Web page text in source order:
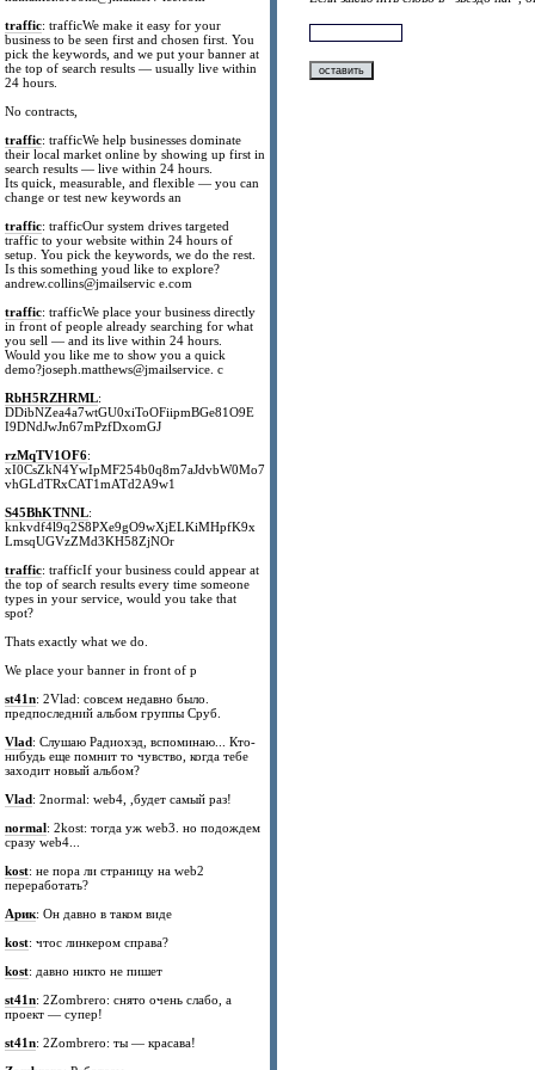
traffic: trafficWe make it easy for your
business to be seen first and chosen first. You
pick the keywords, and we put your banner at
the top of search results — usually live within
24 hours.
No contracts,
traffic: trafficWe help businesses dominate
their local market online by showing up first in
search results — live within 24 hours.
Its quick, measurable, and flexible — you can
change or test new keywords an
traffic: trafficOur system drives targeted
traffic to your website within 24 hours of
setup. You pick the keywords, we do the rest.
Is this something youd like to explore?
andrew.collins@jmailservic e.com
traffic: trafficWe place your business directly
in front of people already searching for what
you sell — and its live within 24 hours.
Would you like me to show you a quick
demo?joseph.matthews@jmailservice. c
RbH5RZHRML:
DDibNZea4a7wtGU0xiToOFiipmBGe81O9E
I9DNdJwJn67mPzfDxomGJ
rzMqTV1OF6:
xI0CsZkN4YwIpMF254b0q8m7aJdvbW0Mo7
vhGLdTRxCAT1mATd2A9w1
S45BhKTNNL:
knkvdf4l9q2S8PXe9gO9wXjELKiMHpfK9x
LmsqUGVzZMd3KH58ZjNOr
traffic: trafficIf your business could appear at
the top of search results every time someone
types in your service, would you take that
spot?
Thats exactly what we do.
We place your banner in front of p
st41n: 2Vlad: совсем недавно было.
предпоследний альбом группы Сруб.
Vlad: Слушаю Радиохэд, вспоминаю... Кто-
нибудь еще помнит то чувство, когда тебе
заходит новый альбом?
Vlad: 2normal: web4, ,будет самый раз!
normal: 2kost: тогда уж web3. но подождем
сразу web4...
kost: не пора ли страницу на web2
переработать?
Арик: Он давно в таком виде
kost: чтос линкером справа?
kost: давно никто не пишет
st41n: 2Zombrero: снято очень слабо, а
проект — супер!
st41n: 2Zombrero: ты — красава!